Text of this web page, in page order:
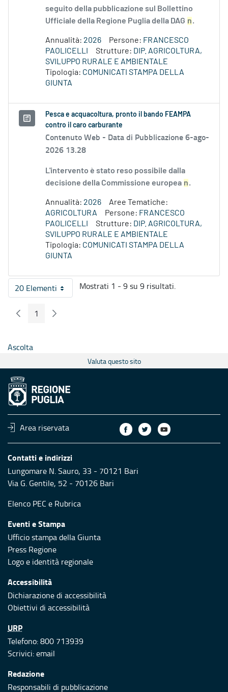
seguito della pubblicazione sul Bollettino
Ufficiale della Regione Puglia della DAG n.
Annualità: 2026 Persone: FRANCESCO
PAOLICELLI
Strutture: DIP. AGRICOLTURA,
SVILUPPO RURALE E AMBIENTALE
Tipologia: COMUNICATI STAMPA DELLA
GIUNTA
Pesca e acquacoltura, pronto il bando FEAMPA
contro il caro carburante
Contenuto Web - Data di Pubblicazione 6-ago-
2026 13.28
L'intervento è stato reso possibile dalla
decisione della Commissione europea n.
Annualità: 2026
Aree Tematiche:
AGRICOLTURA
Persone: FRANCESCO
PAOLICELLI
Strutture: DIP. AGRICOLTURA,
SVILUPPO RURALE E AMBIENTALE
Tipologia: COMUNICATI STAMPA DELLA
GIUNTA
20 ElementiPer pagina
Mostrati 1 - 9 su 9 risultati.
Pagina Precedente
Pagina
1 Pagina Seguente
Ascolta
Valuta questo sito
Area riservata
Contatti e indirizzi
Lungomare N. Sauro, 33 - 70121 Bari
Via G. Gentile, 52 - 70126 Bari
Elenco PEC e Rubrica
Eventi e Stampa
Ufficio stampa della Giunta
Press Regione
Logo e identità regionale
Accessibilità
Dichiarazione di accessibilità
Obiettivi di accessibilità
URP
Telefono: 800 713939
Scrivici:email
Redazione
Responsabili di pubblicazione